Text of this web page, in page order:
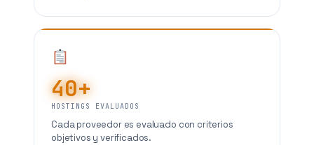
40+
HOSTINGS EVALUADOS
Cada proveedor es evaluado con criterios
objetivos y verificados.